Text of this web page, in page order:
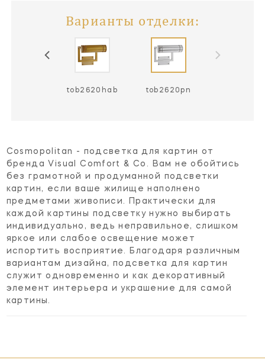
Варианты отделки:
tob2620hab tob2620pn
Cosmopolitan - подсветка для картин от
бренда Visual Comfort & Co. Вам не обойтись
без грамотной и продуманной подсветки
картин, если ваше жилище наполнено
предметами живописи. Практически для
каждой картины подсветку нужно выбирать
индивидуально, ведь неправильное, слишком
яркое или слабое освещение может
испортить восприятие. Благодаря различным
вариантам дизайна, подсветка для картин
служит одновременно и как декоративный
элемент интерьера и украшение для самой
картины.